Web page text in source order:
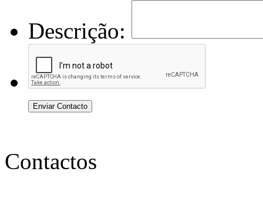
Descrição:
Enviar Contacto
Contactos